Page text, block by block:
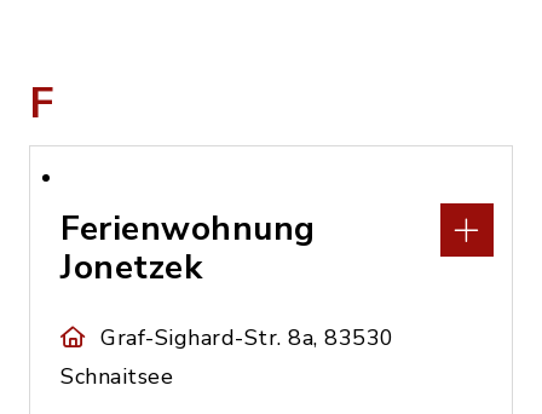
F
Ferienwohnung
Jonetzek
Graf-Sighard-Str. 8a, 83530
Schnaitsee